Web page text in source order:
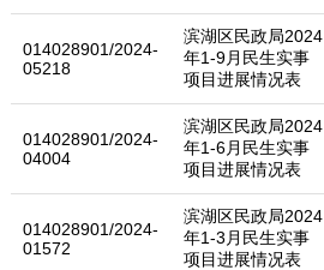
014028901/2024-
05218
滨湖区民政局2024
年1-9月民生实事
项目进展情况表
014028901/2024-
04004
滨湖区民政局2024
年1-6月民生实事
项目进展情况表
014028901/2024-
01572
滨湖区民政局2024
年1-3月民生实事
项目进展情况表